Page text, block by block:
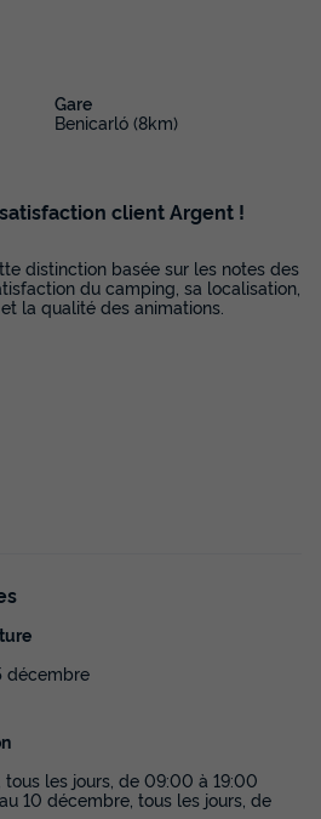
- Mobil-home |
Chambres
3
Salle de bain
- Mobil-home | Classic | 3 Ch. | 6
| Clim.
Prix de comparaison
Gare
Benicarló (8km)
client Argent !
distinction basée sur les notes des
du camping, sa localisation,
la qualité des animations.
décembre
les jours, de 09:00 à 19:00
10 décembre, tous les jours, de